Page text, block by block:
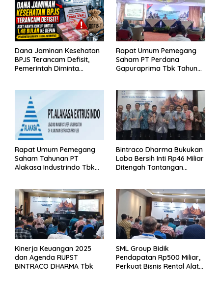
Dana Jaminan Kesehatan
BPJS Terancam Defisit,
Pemerintah Diminta
Rapat Umum Pemegang
Saham PT Perdana
Gapuraprima Tbk Tahun
Rapat Umum Pemegang
Saham Tahunan PT
Alakasa Industrindo Tbk
Bintraco Dharma Bukukan
Laba Bersih Inti Rp46 Miliar
Ditengah Tantangan
Kinerja Keuangan 2025
dan Agenda RUPST
BINTRACO DHARMA Tbk
SML Group Bidik
Pendapatan Rp500 Miliar,
Perkuat Bisnis Rental Alat